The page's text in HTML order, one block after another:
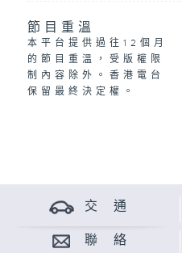
節目重溫
本平台提供過往12個月
的節目重溫，受版權限
制內容除外。香港電台
保留最終決定權。
交 通
聯 絡